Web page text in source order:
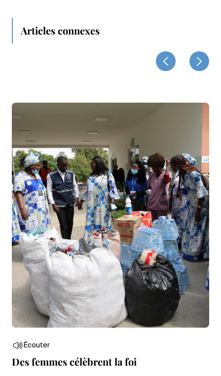
Articles connexes
Écouter
Des femmes célèbrent la foi